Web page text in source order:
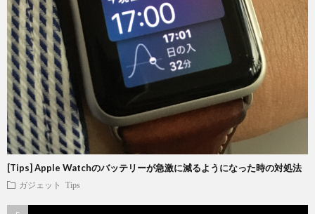
[Tips] Apple Watchのバッテリーが急激に減るようになった時の対処法
ガジェット Tips